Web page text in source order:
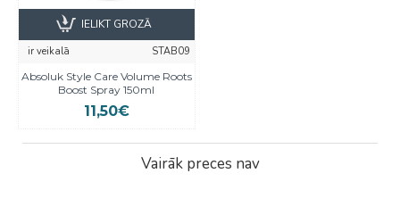
ir veikalā
STAB09
Absoluk Style Care Volume Roots
Boost Spray 150ml
11,50€
IELIKT GROZĀ
Vairāk preces nav